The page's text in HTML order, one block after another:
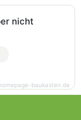
nicht
baukasten.de